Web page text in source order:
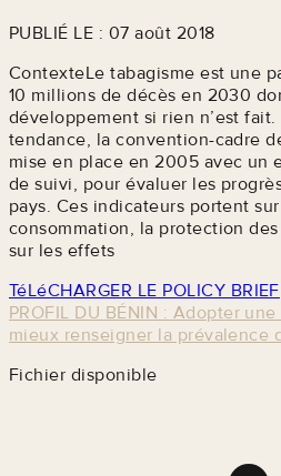
PUBLIÉ LE : 07 août 2018
ContexteLe tabagisme est une
10 millions de décès en 2030
développement si rien n’est
tendance, la convention-cadre
mise en place en 2005 avec un
de suivi, pour évaluer les
pays. Ces indicateurs portent
consommation, la protection
sur les effets
TéLéCHARGER LE POLICY BRIEF
PROFIL DU BÉNIN : Adopter
mieux renseigner la prévalence
Fichier disponible